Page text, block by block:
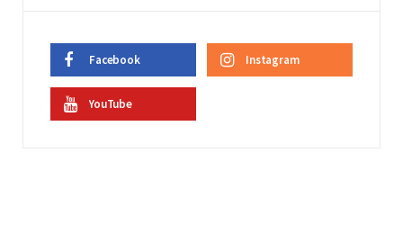
Facebook Instagram
YouTube